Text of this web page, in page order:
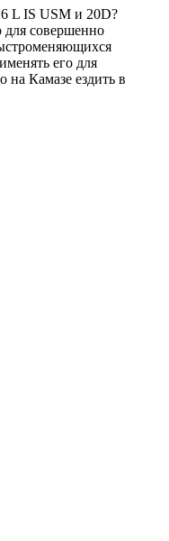
L IS USM и 20D?
для совершенно
его для
на Камазе ездить в